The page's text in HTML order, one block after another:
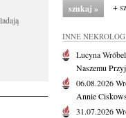
+
INNE
Lucyna Wróbel
Naszemu
06.08.2026
Annie
31.07.2026